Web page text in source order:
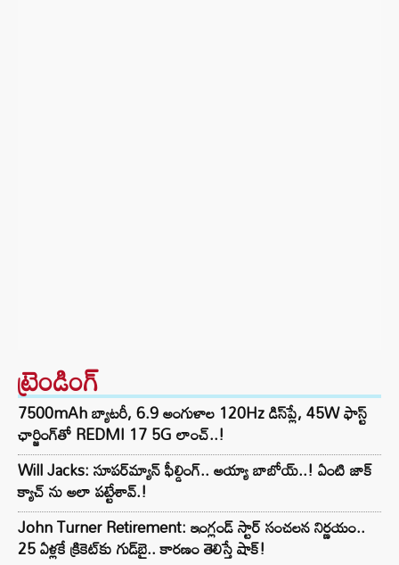
ట్రెండింగ్‌
7500mAh బ్యాటరీ, 6.9 అంగుళాల 120Hz డిస్‌ప్లే, 45W ఫాస్ట్
ఛార్జింగ్‌తో REDMI 17 5G లాంచ్..!
Will Jacks: సూపర్‌మ్యాన్ ఫీల్డింగ్.. అయ్యా బాబోయ్..! ఏంటి జాక్
క్యాచ్ ను అలా పట్టేశావ్.!
John Turner Retirement: ఇంగ్లండ్ స్టార్ సంచలన నిర్ణయం..
25 ఏళ్లకే క్రికెట్‌కు గుడ్‌బై.. కారణం తెలిస్తే షాక్!